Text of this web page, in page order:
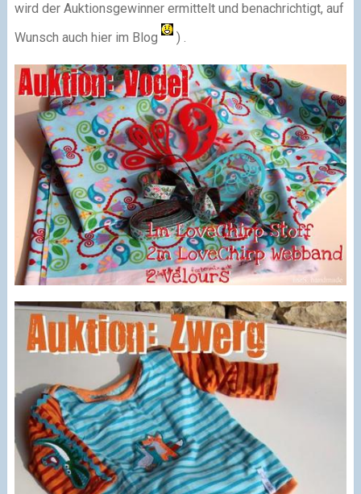
wird der Auktionsgewinner ermittelt und benachrichtigt, auf
Wunsch auch hier im Blog
) .